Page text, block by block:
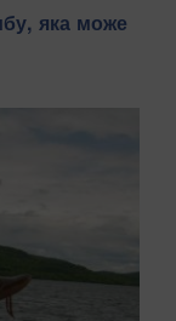
яка може